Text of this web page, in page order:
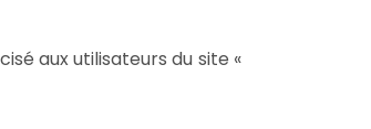
aux utilisateurs du site «